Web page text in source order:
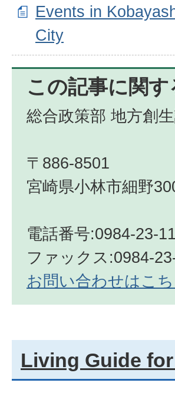
Events in
City
この記事に関
総合政策部 地方創
〒886-8501
宮崎県小林市細野
電話番号:0984-23-
ファックス:0984-
お問い合わせはこち
Living Guide